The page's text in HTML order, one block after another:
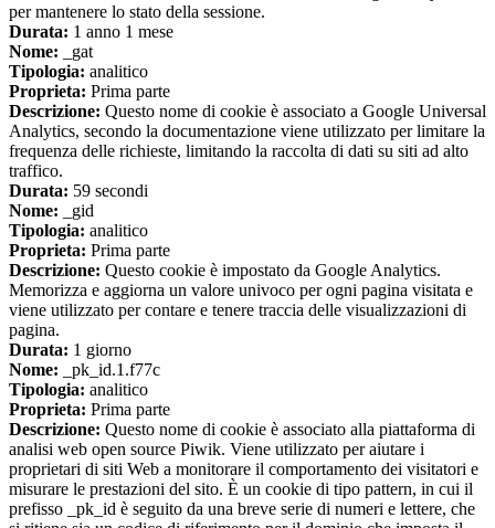
per mantenere lo stato della sessione.
Durata: 1 anno 1 mese
Nome: _gat
Tipologia: analitico
Proprieta: Prima parte
Descrizione: Questo nome di cookie è associato a Google Universal
Analytics, secondo la documentazione viene utilizzato per limitare la
frequenza delle richieste, limitando la raccolta di dati su siti ad alto
traffico.
Durata: 59 secondi
Nome: _gid
Tipologia: analitico
Proprieta: Prima parte
Descrizione: Questo cookie è impostato da Google Analytics.
Memorizza e aggiorna un valore univoco per ogni pagina visitata e
viene utilizzato per contare e tenere traccia delle visualizzazioni di
pagina.
Durata: 1 giorno
Nome: _pk_id.1.f77c
Tipologia: analitico
Proprieta: Prima parte
Descrizione: Questo nome di cookie è associato alla piattaforma di
analisi web open source Piwik. Viene utilizzato per aiutare i
proprietari di siti Web a monitorare il comportamento dei visitatori e
misurare le prestazioni del sito. È un cookie di tipo pattern, in cui il
prefisso _pk_id è seguito da una breve serie di numeri e lettere, che